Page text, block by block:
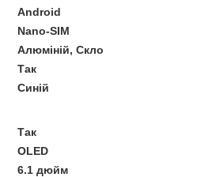
Android
Nano-SIM
Алюміній, Скло
Так
Синій
Так
OLED
6.1 дюйм